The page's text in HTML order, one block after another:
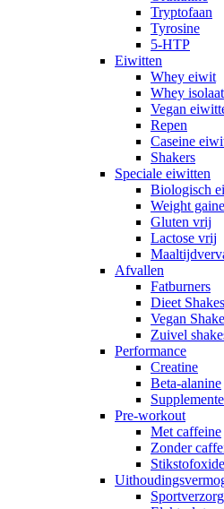
Tryptofaan
Tyrosine
5-HTP
Eiwitten
Whey eiwit
Whey isolaat
Vegan
Repen
Caseine
Shakers
Speciale eiwitten
Biologisch
Weight
Gluten vrij
Lactose vrij
Afvallen
Fatburners
Dieet Shakes
Vegan
Zuivel
Performance
Creatine
Beta-alanine
Pre-workout
Met caffeine
Zonder
Stikstofoxide